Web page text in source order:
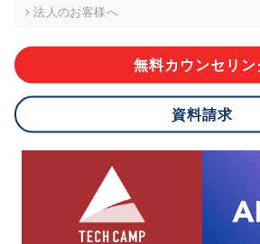
メールアドレス:privacy_policy@di-v.co.jp
ご本人様が当社に個人情報を提供されるか
応ができない場合があります。
8.cookieにより取得・分析した情報とその
当社は第三者が運営するデータ・マネジメ
ームからcookieにより収集されたウェブの
析結果を取得し、これをお客様の個人デー
で、広告配信等の目的で利用いたします。
法人のお客様へ
無料カウンセリン
資料請求